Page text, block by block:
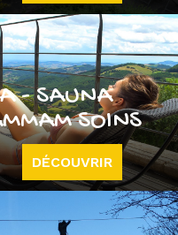
- SAUNA
SOINS
DÉCOUVRIR